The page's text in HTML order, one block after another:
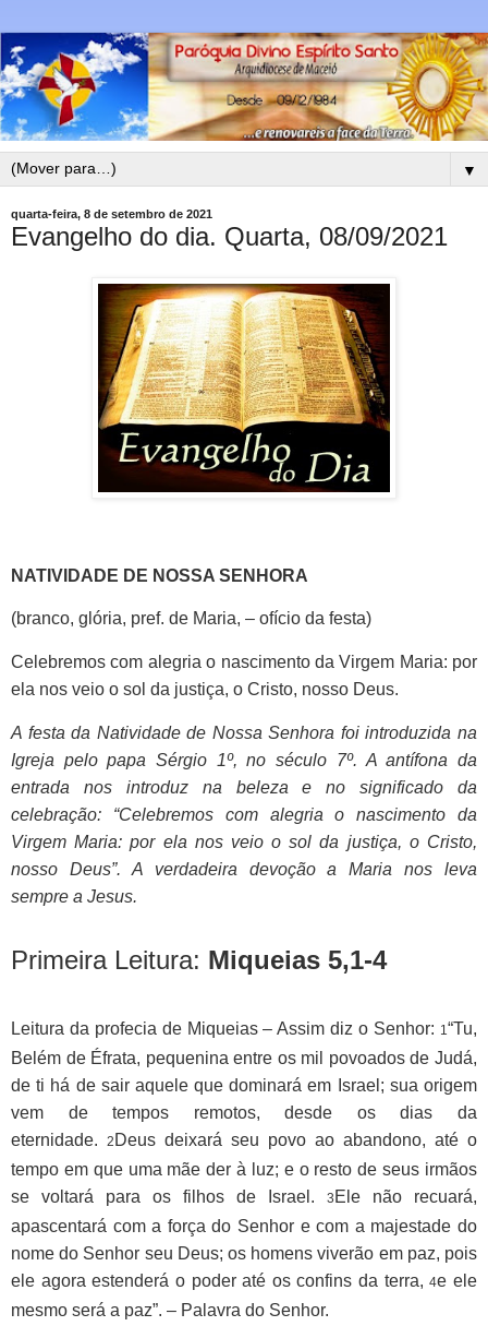
▼
quarta-feira, 8 de setembro de 2021
Evangelho do dia. Quarta, 08/09/2021
NATIVIDADE DE NOSSA SENHORA
(branco, glória, pref. de Maria, – ofício da festa)
Celebremos com alegria o nascimento da Virgem Maria: por
ela nos veio o sol da justiça, o Cristo, nosso Deus.
A festa da Natividade de Nossa Senhora foi introduzida na
Igreja pelo papa Sérgio 1º, no século 7º. A antífona da
entrada nos introduz na beleza e no significado da
celebração: “Celebremos com alegria o nascimento da
Virgem Maria: por ela nos veio o sol da justiça, o Cristo,
nosso Deus”. A verdadeira devoção a Maria nos leva
sempre a Jesus.
Primeira Leitura: Miqueias 5,1-4
Leitura da profecia de Miqueias – Assim diz o Senhor: 1“Tu,
Belém de Éfrata, pequenina entre os mil povoados de Judá,
de ti há de sair aquele que dominará em Israel; sua origem
vem de tempos remotos, desde os dias da
eternidade.
2 Deus deixará seu povo ao abandono, até o
tempo em que uma mãe der à luz; e o resto de seus irmãos
se voltará para os filhos de Israel.
3 Ele não recuará,
apascentará com a força do Senhor e com a majestade do
nome do Senhor seu Deus; os homens viverão em paz, pois
ele agora estenderá o poder até os confins da terra,4e ele
mesmo será a paz”. – Palavra do Senhor.